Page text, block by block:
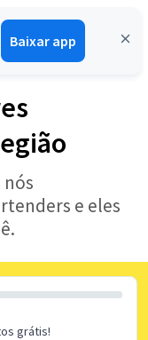
Baixar app
Entrar
nós
e eles
grátis!